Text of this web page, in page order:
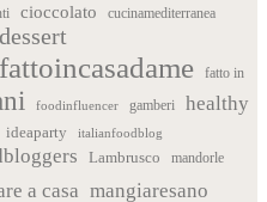
cioccolato cucinamediterranea
dessert
fattoincasadame
fatto in
foodinfluencer gamberi healthy
ideaparty italianfoodblog
Lambrusco mandorle
a casa mangiaresano